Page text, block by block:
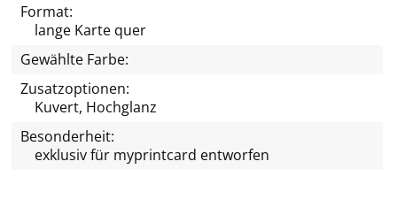
Format:
lange Karte quer
Gewählte Farbe:
Zusatzoptionen:
Kuvert, Hochglanz
Besonderheit:
exklusiv für myprintcard entworfen